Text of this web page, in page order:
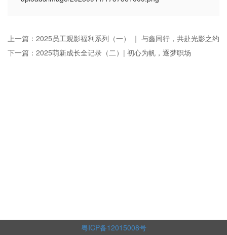
上一篇：2025员工观影福利系列（一） ｜ 与鑫同行，共赴光影之约
下一篇：2025萌新成长全记录（二）| 初心为帆，逐梦职场
粤ICP备12015008号